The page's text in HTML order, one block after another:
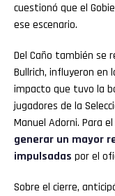
cuestionó que el
ese escenario.
Del Caño también se
Bullrich, influyeron en
impacto que tuvo la
jugadores de la
Manuel Adorni. Para
generar un mayor
impulsadas por el
Sobre el cierre,